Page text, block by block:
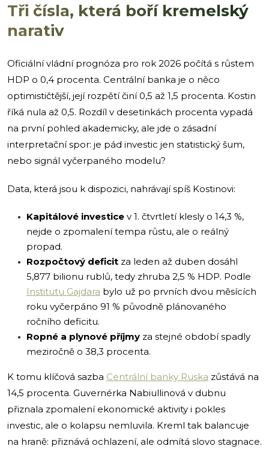
Tři čísla, která boří kremelský
narativ
Oficiální vládní prognóza pro rok 2026 počítá s růstem
HDP o 0,4 procenta. Centrální banka je o něco
optimističtější, její rozpětí činí 0,5 až 1,5 procenta. Kostin
říká nula až 0,5. Rozdíl v desetinkách procenta vypadá
na první pohled akademicky, ale jde o zásadní
interpretační spor: je pád investic jen statistický šum,
nebo signál vyčerpaného modelu?
Data, která jsou k dispozici, nahrávají spíš Kostinovi:
Kapitálové investice v 1. čtvrtletí klesly o 14,3 %,
nejde o zpomalení tempa růstu, ale o reálný
propad.
Rozpočtový deficit za leden až duben dosáhl
5,877 bilionu rublů, tedy zhruba 2,5 % HDP. Podle
Institutu Gajdara bylo už po prvních dvou měsících
roku vyčerpáno 91 % původně plánovaného
ročního deficitu.
Ropné a plynové příjmy za stejné období spadly
meziročně o 38,3 procenta.
K tomu klíčová sazba Centrální banky Ruska zůstává na
14,5 procenta. Guvernérka Nabiullinová v dubnu
přiznala zpomalení ekonomické aktivity i pokles
investic, ale o kolapsu nemluvila. Kreml tak balancuje
na hraně: přiznává ochlazení, ale odmítá slovo stagnace.